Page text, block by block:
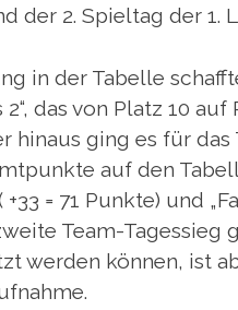
der 2. Spieltag der 1.
in der Tabelle
das von Platz 10
hinaus ging es für
auf den
+33 = 71 Punkte) und
Team-
werden können, ist